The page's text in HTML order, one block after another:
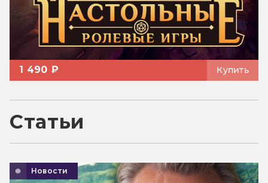
1 490 ₽ Купить
Статьи
Новости